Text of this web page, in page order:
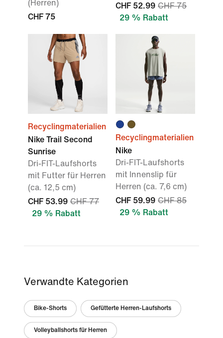
(Herren)
CHF 75
CHF 52.99 CHF 75
29 % Rabatt
Recyclingmaterialien
Nike Trail Second
Sunrise
Dri-FIT-Laufshorts
mit Futter für Herren
(ca. 12,5 cm)
CHF 53.99 CHF 77
29 % Rabatt
Recyclingmaterialien
Nike
Dri-FIT-Laufshorts
mit Innenslip für
Herren (ca. 7,6 cm)
CHF 59.99 CHF 85
29 % Rabatt
Verwandte Kategorien
Bike-Shorts Gefütterte Herren-Laufshorts
Volleyballshorts für Herren